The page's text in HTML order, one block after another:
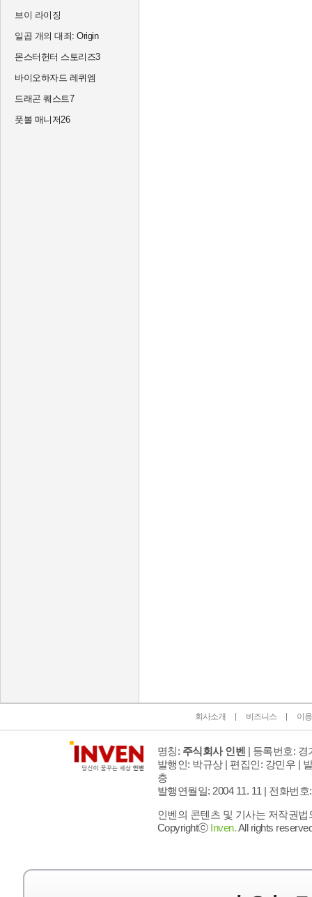
브이 라이징
일곱 개의 대죄: Origin
몬스터헌터 스토리즈3
바이오하자드 레퀴엠
드래곤 퀘스트7
풋볼 매니저26
회사소개 비즈니스 이
명칭: 주식회사 인벤 | 등록번호: 경
발행인: 박규상 | 편집인: 강민우 |
층
발행연월일: 2004 11. 11 | 전화번호
인벤의 콘텐츠 및 기사는 저작권
Copyrightⓒ Inven.All rights